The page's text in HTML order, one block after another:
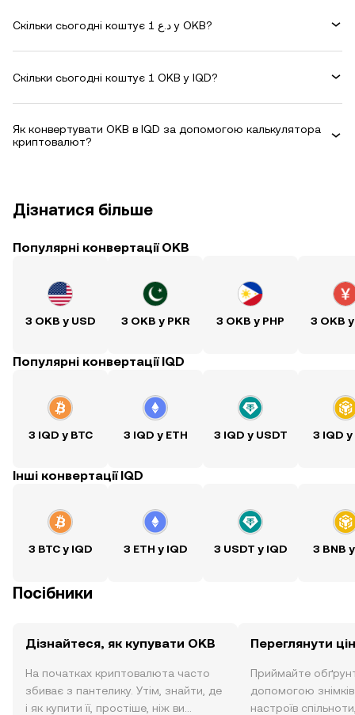
Скільки сьогодні коштує 1 د.ع у OKB?
Скільки сьогодні коштує 1 OKB у IQD?
Як конвертувати OKB в IQD за допомогою калькулятора
криптовалют?
Дізнатися більше
Популярні конвертації OKB
З OKB у USD З OKB у PKR З OKB у PHP З OKB
Популярні конвертації IQD
З IQD у BTC З IQD у ETH З IQD у USDT З IQD у
Інші конвертації IQD
З BTC у IQD З ETH у IQD З USDT у IQD З BNB
Посібники
Дізнайтеся, як купувати OKB
На початках криптовалюта часто
збиває з пантелику. Утім, знайти, де
і як купити її, простіше, ніж ви
Переглянути
Приймайте
допомогою знімків
настроїв